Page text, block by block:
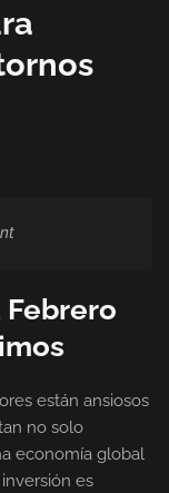
Febrero
están ansiosos
no solo
economía global
es